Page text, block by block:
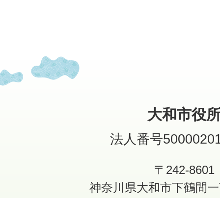
大和市役
法人番号
〒242-8601
神奈川県大和市下鶴間